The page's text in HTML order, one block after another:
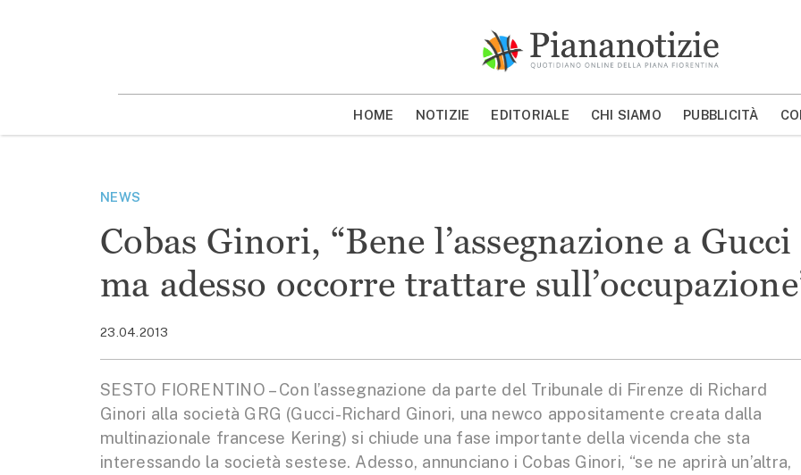
MOSTRA/NASCONDI CERCA
HOME NOTIZIE EDITORIALE CHI SIAMO PUBBLICITÀ
NEWS
Cobas Ginori, “Bene l’assegnazione a Gucci
ma adesso occorre trattare
23.04.2013
SESTO FIORENTINO – Con l’assegnazione da parte del Tribunale di Firenze di Richard
Ginori alla società GRG (Gucci-Richard Ginori, una newco appositamente creata dalla
multinazionale francese Kering) si chiude una fase importante della vicenda che sta
interessando la società sestese. Adesso, annunciano i Cobas Ginori, “se ne aprirà un’altra,